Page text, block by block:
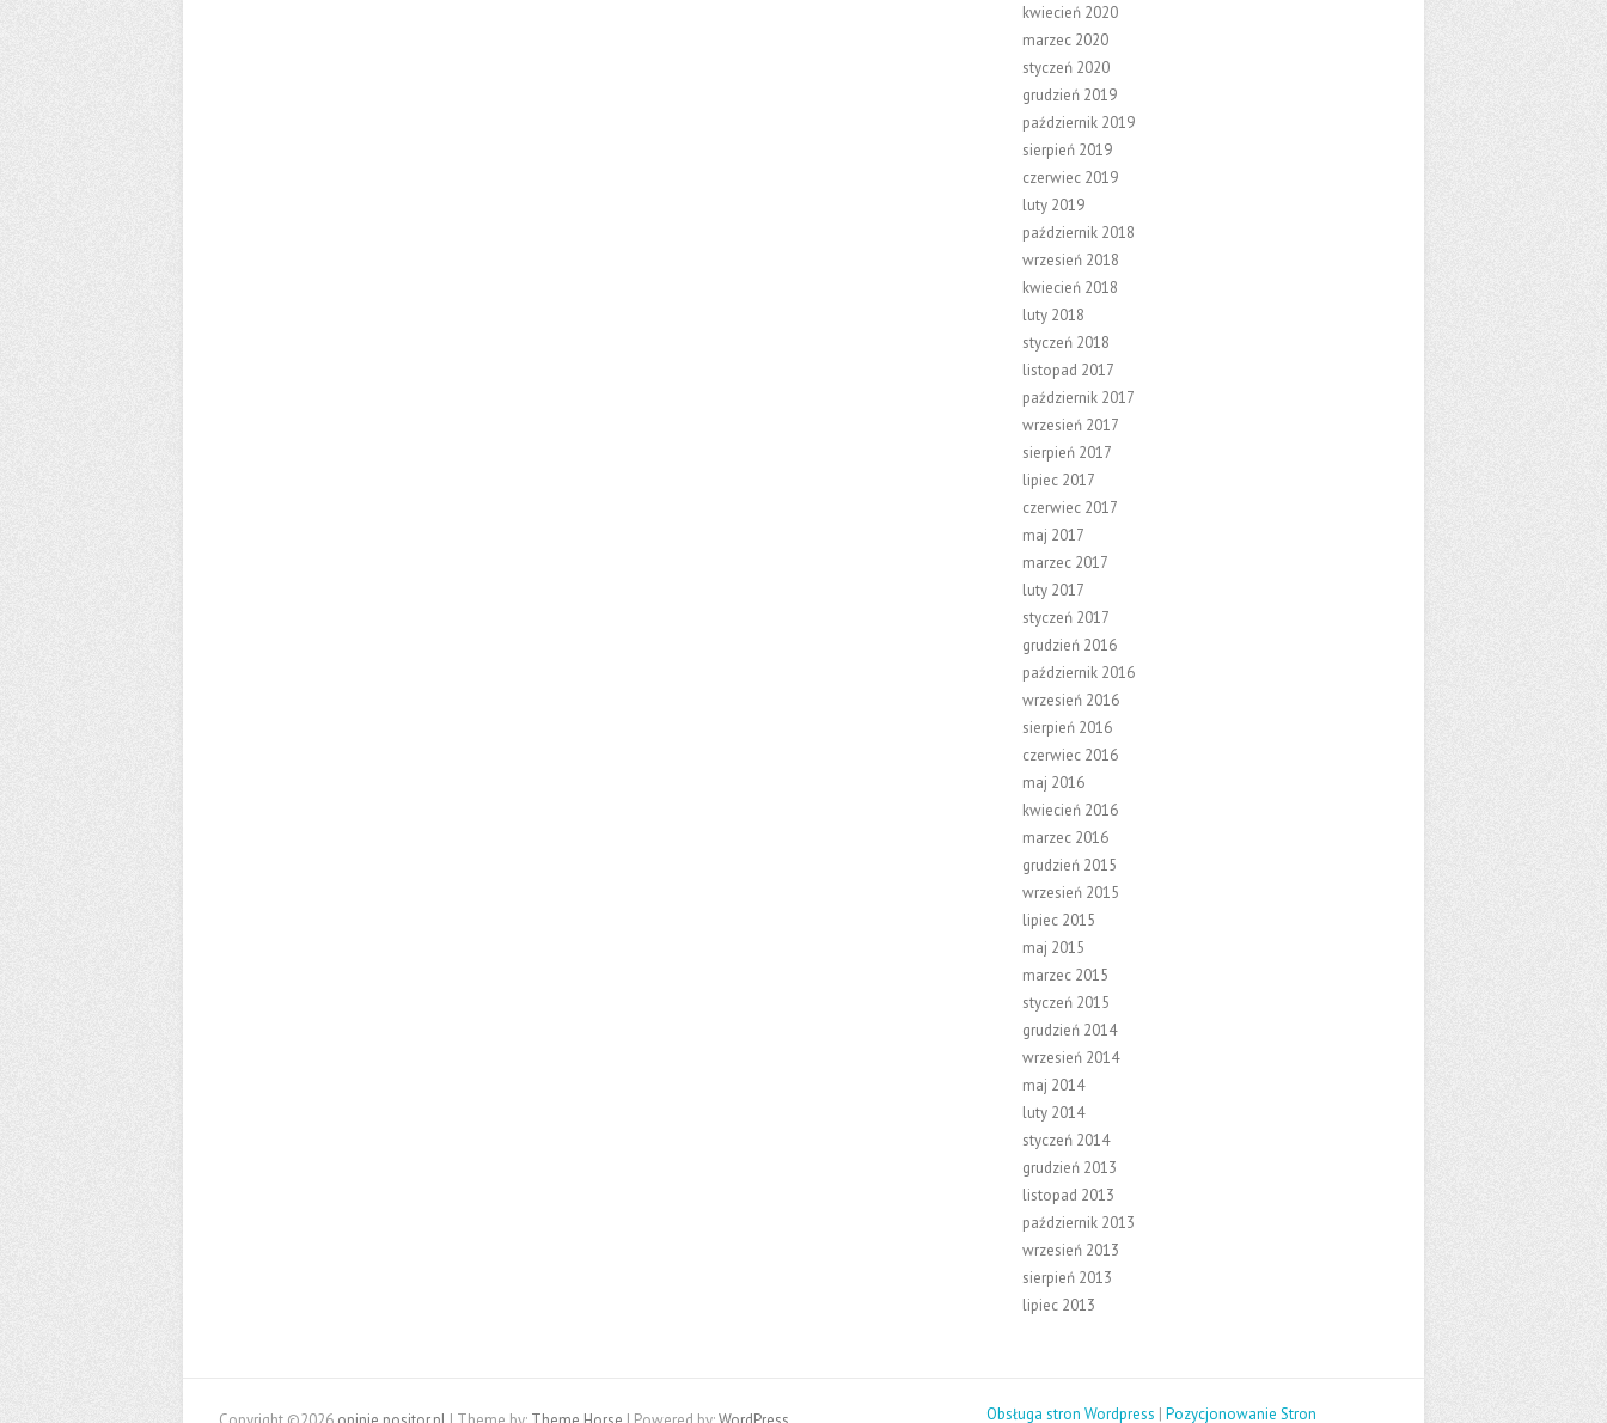
kwiecień 2020
marzec 2020
styczeń 2020
grudzień 2019
październik 2019
sierpień 2019
czerwiec 2019
luty 2019
październik 2018
wrzesień 2018
kwiecień 2018
luty 2018
styczeń 2018
listopad 2017
październik 2017
wrzesień 2017
sierpień 2017
lipiec 2017
czerwiec 2017
maj 2017
marzec 2017
luty 2017
styczeń 2017
grudzień 2016
październik 2016
wrzesień 2016
sierpień 2016
czerwiec 2016
maj 2016
kwiecień 2016
marzec 2016
grudzień 2015
wrzesień 2015
lipiec 2015
maj 2015
marzec 2015
styczeń 2015
grudzień 2014
wrzesień 2014
maj 2014
luty 2014
styczeń 2014
grudzień 2013
listopad 2013
październik 2013
wrzesień 2013
sierpień 2013
lipiec 2013
Obsługa stron Wordpress | Pozycjonowanie Stron